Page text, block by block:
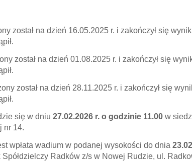
został na dzień 16.05.2025 r. i zakończył się
został na dzień 01.08.2025 r. i zakończył się
został na dzień 28.11.2025 r. i zakończył się
się w dniu 27.02.2026 r. o godzinie 11.00 w
nr 14.
wpłata wadium w podanej wysokości do dnia
Radków z/s w Nowej Rudzie, ul.